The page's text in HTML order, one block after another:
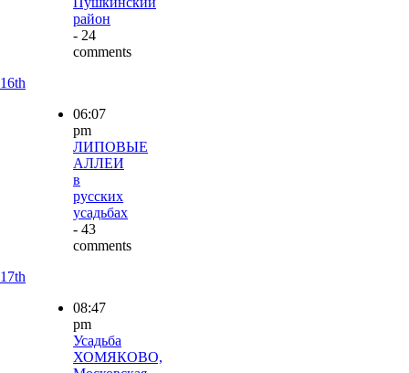
район
- 24
comments
16th
06:07
pm
ЛИПОВЫЕ
АЛЛЕИ
в
русских
усадьбах
- 43
comments
17th
08:47
pm
Усадьба
ХОМЯКОВО,